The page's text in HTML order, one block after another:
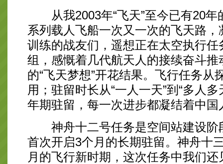
从我2003年“飞天”至今已有20年
系列载人飞船一次又一次的飞天路
训练的战友们，遥想正在太空执行
组，感慨着几代航天人的接续奋斗
的“飞天梦想”开花结果。飞行任务从
用；驻留时长从“一人一天”到“多人
年期驻留，每一次进步都凝结着中
神舟十二号任务是空间站建设阶
首次开启3个月的长期驻留。神舟十
月的飞行新时期，这次任务中我们